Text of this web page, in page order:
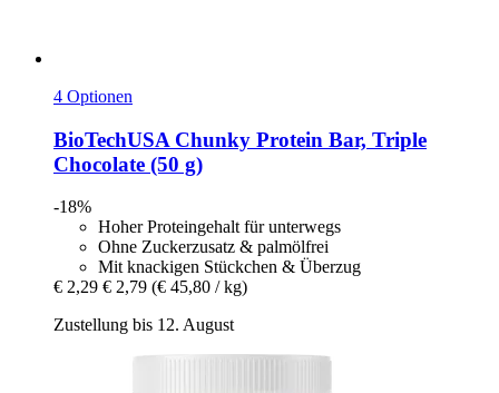
4 Optionen
BioTechUSA Chunky Protein Bar, Triple
Chocolate (50 g)
-18%
Hoher Proteingehalt für unterwegs
Ohne Zuckerzusatz & palmölfrei
Mit knackigen Stückchen & Überzug
€ 2,29 € 2,79 (€ 45,80 / kg)
Zustellung bis 12. August